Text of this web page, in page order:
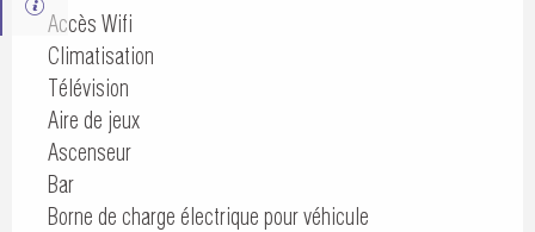
Accès Wifi
Climatisation
Télévision
Aire de jeux
Ascenseur
Bar
Borne de charge électrique pour véhicule